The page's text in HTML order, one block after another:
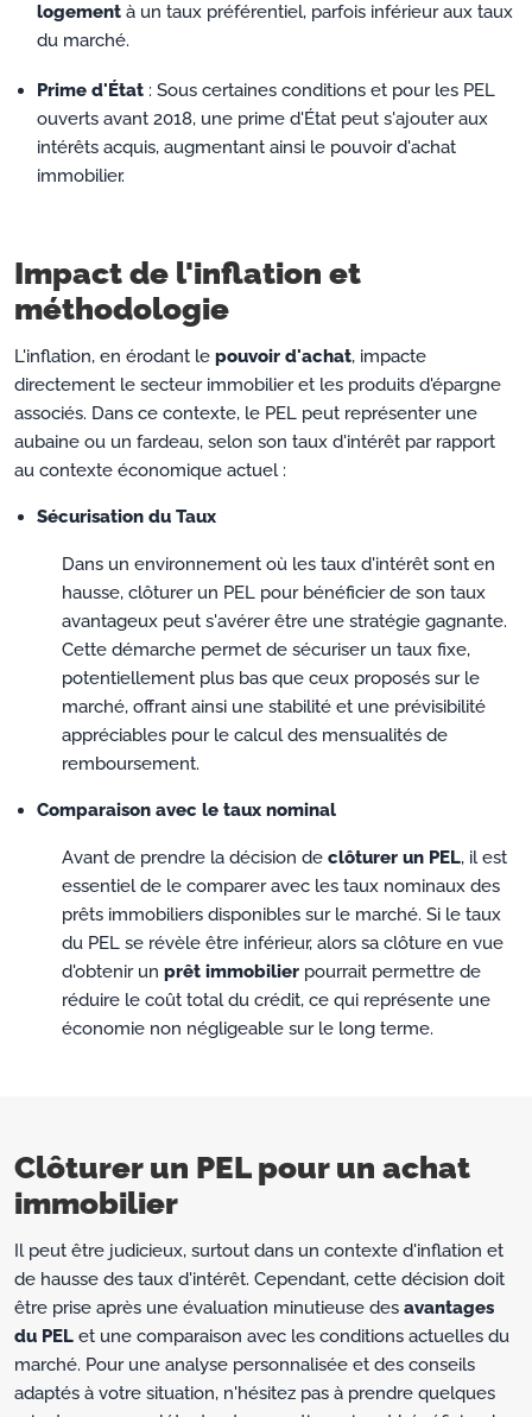
logement à un taux préférentiel, parfois inférieur aux taux
du marché.
Prime d'État : Sous certaines conditions et pour les PEL
ouverts avant 2018, une prime d'État peut s'ajouter aux
intérêts acquis, augmentant ainsi le pouvoir d'achat
immobilier.
Impact de l'inflation et
méthodologie
L'inflation, en érodant le pouvoir d'achat, impacte
directement le secteur immobilier et les produits d'épargne
associés. Dans ce contexte, le PEL peut représenter une
aubaine ou un fardeau, selon son taux d'intérêt par rapport
au contexte économique actuel :
Sécurisation du Taux
Dans un environnement où les taux d'intérêt sont en
hausse, clôturer un PEL pour bénéficier de son taux
avantageux peut s'avérer être une stratégie gagnante.
Cette démarche permet de sécuriser un taux fixe,
potentiellement plus bas que ceux proposés sur le
marché, offrant ainsi une stabilité et une prévisibilité
appréciables pour le calcul des mensualités de
remboursement.
Comparaison avec le taux nominal
Avant de prendre la décision de clôturer un PEL, il est
essentiel de le comparer avec les taux nominaux des
prêts immobiliers disponibles sur le marché. Si le taux
du PEL se révèle être inférieur, alors sa clôture en vue
d'obtenir un prêt immobilier pourrait permettre de
réduire le coût total du crédit, ce qui représente une
économie non négligeable sur le long terme.
Clôturer un PEL pour un achat
immobilier
Il peut être judicieux, surtout dans un contexte d'inflation et
de hausse des taux d'intérêt. Cependant, cette décision doit
être prise après une évaluation minutieuse des avantages
du PEL et une comparaison avec les conditions actuelles du
marché. Pour une analyse personnalisée et des conseils
adaptés à votre situation, n'hésitez pas à prendre quelques